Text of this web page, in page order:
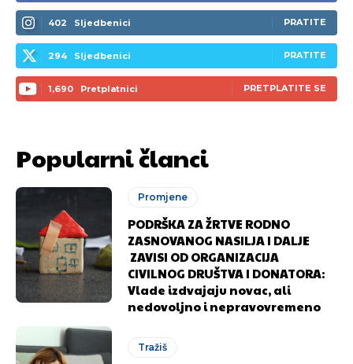
Pusti priču da živi!
Ovim putem želimo da vam se zahvalimo što ste
odlučili da pustite Vašu priču da živi, Redakcija
Objavi.ba
[wpuf_form id=”7463”]
Pusti priču da živi!
Ovim putem želimo da vam se zahvalimo što ste
odlučili da pustite Vašu priču da živi, Redakcija
Objavi.ba
[wpuf_form id=”7463”]
402 Sljedbenici PRATITE
294 Sljedbenici PRATITE
1,690 Pretplatnici PRETPLATITE SE
Popularni članci
Promjene
PODRŠKA ZA ŽRTVE RODNO
ZASNOVANOG NASILJA I DALJE
ZAVISI OD ORGANIZACIJA
CIVILNOG DRUŠTVA I DONATORA:
Vlade izdvajaju novac, ali
nedovoljno i nepravovremeno
Tražiš